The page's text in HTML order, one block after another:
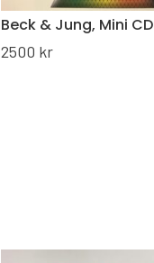
Beck & Jung, Mini CD
2500 kr